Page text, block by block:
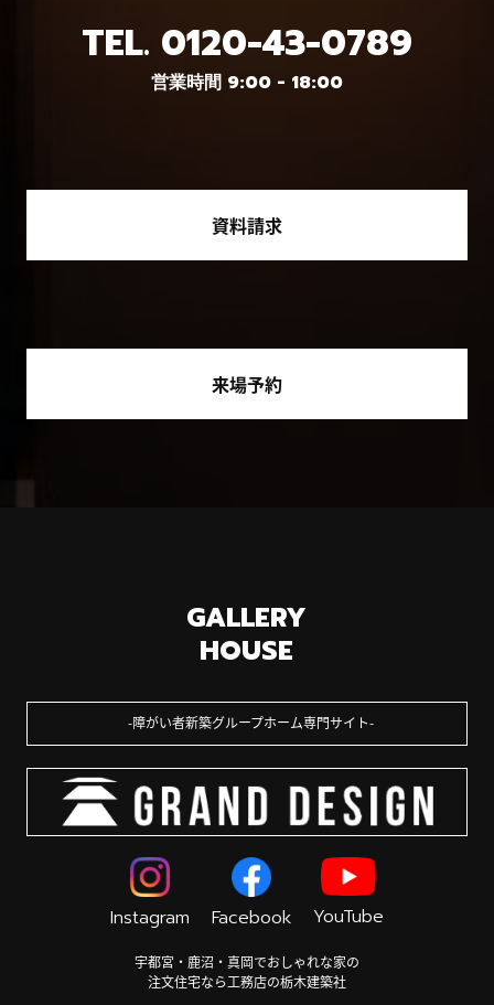
TEL. 0120-43-0789
営業時間 9:00 - 18:00
資料請求
来場予約
GALLERY
HOUSE
障がい者新築グループホーム専門サイト
Instagram Facebook YouTube
宇都宮・鹿沼・真岡でおしゃれな家の
注文住宅なら工務店の栃木建築社